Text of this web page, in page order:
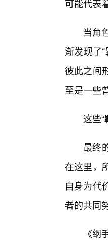
可能代表
当角
渐发现了
彼此之间
至是一些
这些
最终
在这里，
自身为代
者的共同
《